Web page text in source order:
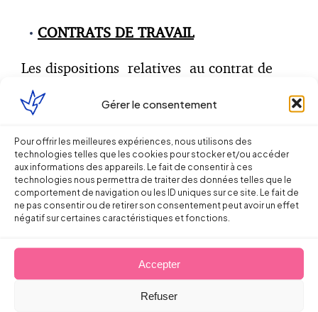
Gérer le consentement
Pour offrir les meilleures expériences, nous utilisons des
technologies telles que les cookies pour stocker et/ou accéder
aux informations des appareils. Le fait de consentir à ces
technologies nous permettra de traiter des données telles que le
comportement de navigation ou les ID uniques sur ce site. Le fait de
ne pas consentir ou de retirer son consentement peut avoir un effet
négatif sur certaines caractéristiques et fonctions.
Accepter
Refuser
CONTRATS DE TRAVAIL
Les dispositions relatives au contrat de
professionnalisation sont entrées en vigueur
le 19 aout 2015 :Décret n° 2016-95 du
SANTE AU TRAVAIL
Les dispositions sur la pénibilité sont
n° 2015-1885 du 30/12/2015
2015-1888 du 30/12/2015